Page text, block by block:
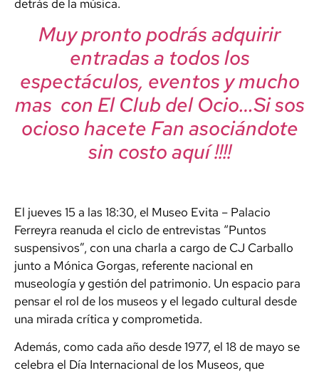
detrás de la música.
Muy pronto podrás adquirir
entradas a todos los
espectáculos, eventos y mucho
mas con El Club del Ocio…Si sos
ocioso hacete Fan asociándote
sin costo aquí !!!!
El jueves 15 a las 18:30, el Museo Evita – Palacio
Ferreyra reanuda el ciclo de entrevistas “Puntos
suspensivos”, con una charla a cargo de CJ Carballo
junto a Mónica Gorgas, referente nacional en
museología y gestión del patrimonio. Un espacio para
pensar el rol de los museos y el legado cultural desde
una mirada crítica y comprometida.
Además, como cada año desde 1977, el 18 de mayo se
celebra el Día Internacional de los Museos, que